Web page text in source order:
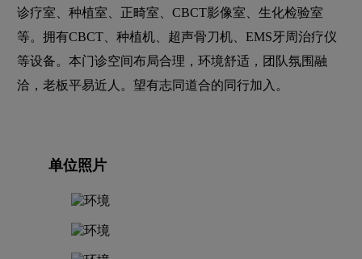
诊疗室、种植室、正畸室、CBCT影像室、生化检验室
等。拥有CBCT、种植机、超声骨刀机、EMS牙周治疗仪
等设备。本门诊空间布局合理，环境舒适，团队氛围融
洽，老板平易近人。望有志同道合的同行加入。
单位照片